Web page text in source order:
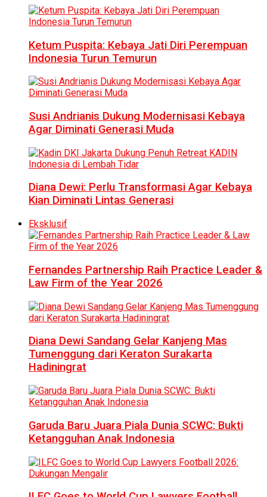
Ketum Puspita: Kebaya Jati Diri Perempuan
Indonesia Turun Temurun
Susi Andrianis Dukung Modernisasi Kebaya
Agar Diminati Generasi Muda
Diana Dewi: Perlu Transformasi Agar Kebaya
Kian Diminati Lintas Generasi
Eksklusif
Fernandes Partnership Raih Practice Leader &
Law Firm of the Year 2026
Diana Dewi Sandang Gelar Kanjeng Mas
Tumenggung dari Keraton Surakarta
Hadiningrat
Garuda Baru Juara Piala Dunia SCWC: Bukti
Ketangguhan Anak Indonesia